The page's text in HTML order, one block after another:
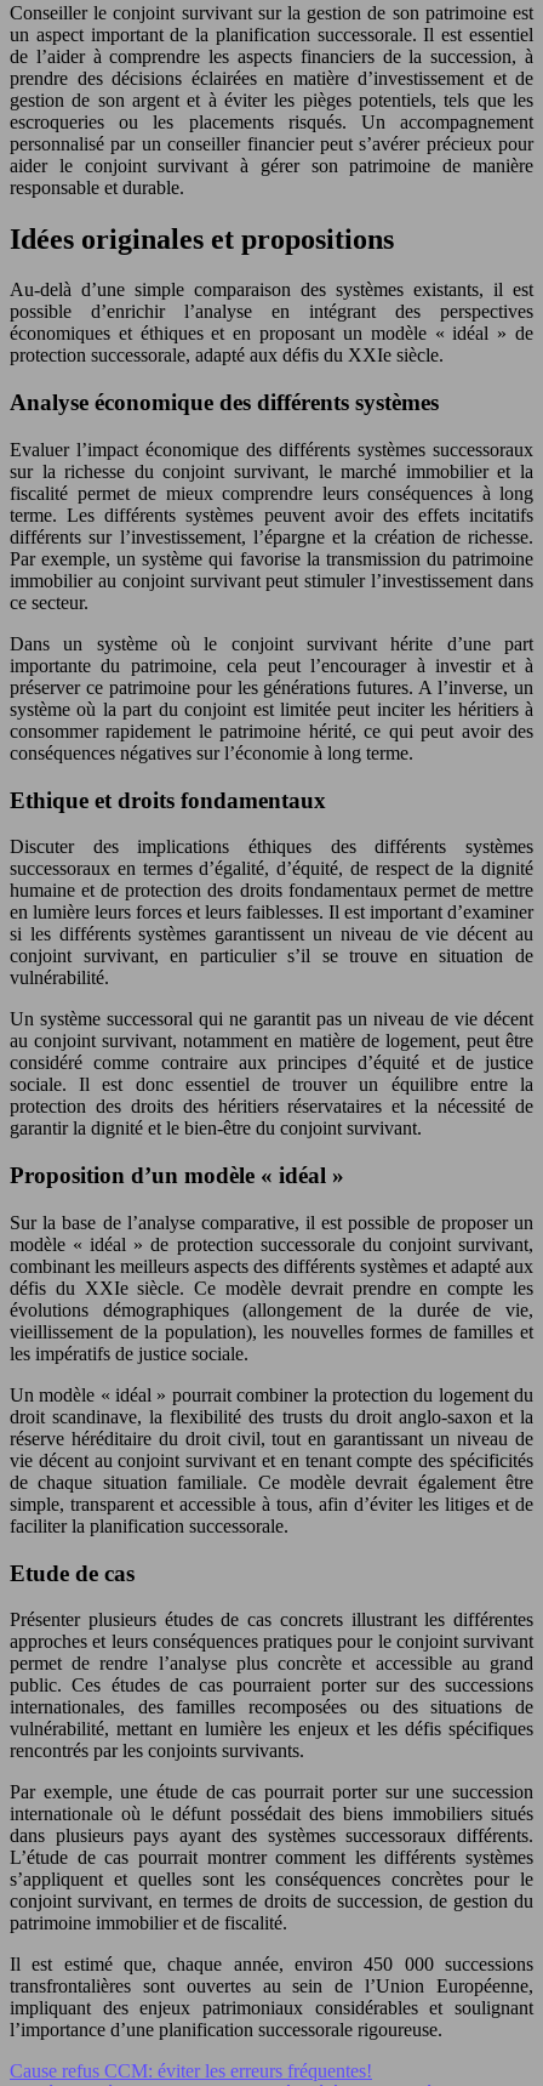
Conseiller le conjoint survivant sur la gestion de son patrimoine est
un aspect important de la planification successorale. Il est essentiel
de l’aider à comprendre les aspects financiers de la succession, à
prendre des décisions éclairées en matière d’investissement et de
gestion de son argent et à éviter les pièges potentiels, tels que les
escroqueries ou les placements risqués. Un accompagnement
personnalisé par un conseiller financier peut s’avérer précieux pour
aider le conjoint survivant à gérer son patrimoine de manière
responsable et durable.
Idées originales et propositions
Au-delà d’une simple comparaison des systèmes existants, il est
possible d’enrichir l’analyse en intégrant des perspectives
économiques et éthiques et en proposant un modèle « idéal » de
protection successorale, adapté aux défis du XXIe siècle.
Analyse économique des différents systèmes
Evaluer l’impact économique des différents systèmes successoraux
sur la richesse du conjoint survivant, le marché immobilier et la
fiscalité permet de mieux comprendre leurs conséquences à long
terme. Les différents systèmes peuvent avoir des effets incitatifs
différents sur l’investissement, l’épargne et la création de richesse.
Par exemple, un système qui favorise la transmission du patrimoine
immobilier au conjoint survivant peut stimuler l’investissement dans
ce secteur.
Dans un système où le conjoint survivant hérite d’une part
importante du patrimoine, cela peut l’encourager à investir et à
préserver ce patrimoine pour les générations futures. A l’inverse, un
système où la part du conjoint est limitée peut inciter les héritiers à
consommer rapidement le patrimoine hérité, ce qui peut avoir des
conséquences négatives sur l’économie à long terme.
Ethique et droits fondamentaux
Discuter des implications éthiques des différents systèmes
successoraux en termes d’égalité, d’équité, de respect de la dignité
humaine et de protection des droits fondamentaux permet de mettre
en lumière leurs forces et leurs faiblesses. Il est important d’examiner
si les différents systèmes garantissent un niveau de vie décent au
conjoint survivant, en particulier s’il se trouve en situation de
vulnérabilité.
Un système successoral qui ne garantit pas un niveau de vie décent
au conjoint survivant, notamment en matière de logement, peut être
considéré comme contraire aux principes d’équité et de justice
sociale. Il est donc essentiel de trouver un équilibre entre la
protection des droits des héritiers réservataires et la nécessité de
garantir la dignité et le bien-être du conjoint survivant.
Proposition d’un modèle « idéal »
Sur la base de l’analyse comparative, il est possible de proposer un
modèle « idéal » de protection successorale du conjoint survivant,
combinant les meilleurs aspects des différents systèmes et adapté aux
défis du XXIe siècle. Ce modèle devrait prendre en compte les
évolutions démographiques (allongement de la durée de vie,
vieillissement de la population), les nouvelles formes de familles et
les impératifs de justice sociale.
Un modèle « idéal » pourrait combiner la protection du logement du
droit scandinave, la flexibilité des trusts du droit anglo-saxon et la
réserve héréditaire du droit civil, tout en garantissant un niveau de
vie décent au conjoint survivant et en tenant compte des spécificités
de chaque situation familiale. Ce modèle devrait également être
simple, transparent et accessible à tous, afin d’éviter les litiges et de
faciliter la planification successorale.
Etude de cas
Présenter plusieurs études de cas concrets illustrant les différentes
approches et leurs conséquences pratiques pour le conjoint survivant
permet de rendre l’analyse plus concrète et accessible au grand
public. Ces études de cas pourraient porter sur des successions
internationales, des familles recomposées ou des situations de
vulnérabilité, mettant en lumière les enjeux et les défis spécifiques
rencontrés par les conjoints survivants.
Par exemple, une étude de cas pourrait porter sur une succession
internationale où le défunt possédait des biens immobiliers situés
dans plusieurs pays ayant des systèmes successoraux différents.
L’étude de cas pourrait montrer comment les différents systèmes
s’appliquent et quelles sont les conséquences concrètes pour le
conjoint survivant, en termes de droits de succession, de gestion du
patrimoine immobilier et de fiscalité.
Il est estimé que, chaque année, environ 450 000 successions
transfrontalières sont ouvertes au sein de l’Union Européenne,
impliquant des enjeux patrimoniaux considérables et soulignant
l’importance d’une planification successorale rigoureuse.
Cause refus CCM: éviter les erreurs fréquentes!